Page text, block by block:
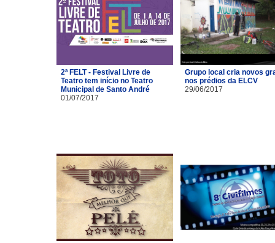
2ª FELT - Festival Livre de
Teatro tem início no Teatro
Municipal de Santo André
01/07/2017
Grupo local cria novos
nos prédios da ELCV
29/06/2017